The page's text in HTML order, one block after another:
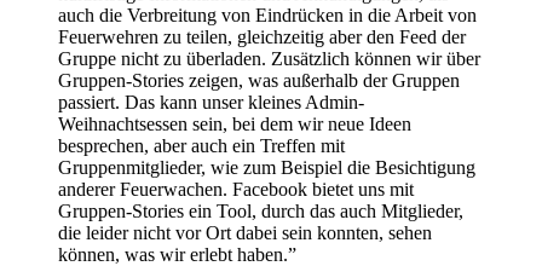
auch die Verbreitung von Eindrücken in die Arbeit von
Feuerwehren zu teilen, gleichzeitig aber den Feed der
Gruppe nicht zu überladen. Zusätzlich können wir über
Gruppen-Stories zeigen, was außerhalb der Gruppen
passiert. Das kann unser kleines Admin-
Weihnachtsessen sein, bei dem wir neue Ideen
besprechen, aber auch ein Treffen mit
Gruppenmitglieder, wie zum Beispiel die Besichtigung
anderer Feuerwachen. Facebook bietet uns mit
Gruppen-Stories ein Tool, durch das auch Mitglieder,
die leider nicht vor Ort dabei sein konnten, sehen
können, was wir erlebt haben.”